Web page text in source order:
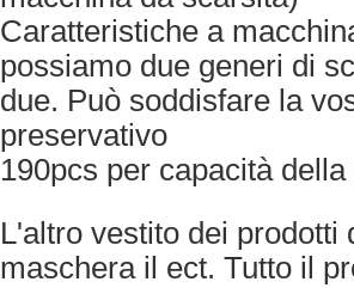
Caratteristiche a
possiamo due generi di
due. Può soddisfare la
preservativo
190pcs per capacità
L'altro vestito dei
maschera il ect. Tutto il